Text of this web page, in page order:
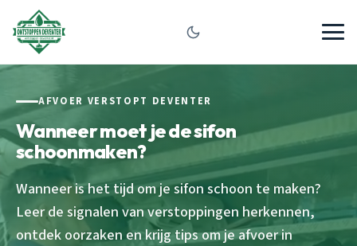
AFVOER VERSTOPT DEVENTER
Wanneer moet je de sifon
schoonmaken?
Wanneer is het tijd om je sifon schoon te maken?
Leer de signalen van verstoppingen herkennen,
ontdek oorzaken en krijg tips om je afvoer in